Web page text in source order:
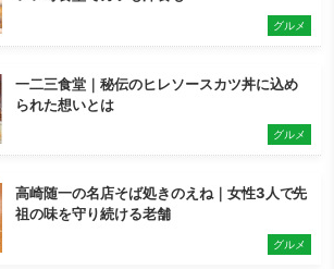
グルメ
一二三食堂｜秘伝のヒレソースカツ丼に込め
られた想いとは
グルメ
高崎随一の名店そば処きのえね｜女性3人で先
祖の味を守り続ける老舗
グルメ